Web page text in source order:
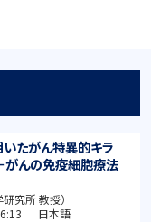
たがん特異的キラ
んの免疫細胞療法
究所 教授）
日本語